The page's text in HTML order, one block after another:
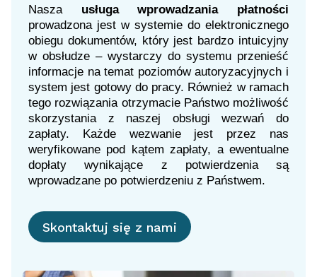
Nasza
usługa wprowadzania płatności
prowadzona jest w systemie do elektronicznego
obiegu dokumentów, który jest bardzo intuicyjny
w obsłudze – wystarczy do systemu przenieść
informacje na temat poziomów autoryzacyjnych i
system jest gotowy do pracy. Również w ramach
tego rozwiązania otrzymacie Państwo możliwość
skorzystania z naszej obsługi wezwań do
zapłaty. Każde wezwanie jest przez nas
weryfikowane pod kątem zapłaty, a ewentualne
dopłaty wynikające z potwierdzenia są
Skontaktuj się z nami